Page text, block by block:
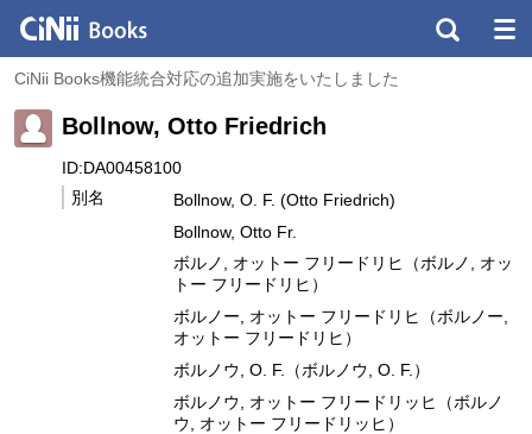
CiNii Books機能統合対応の追加実施をいたしました
Bollnow, Otto Friedrich
ID:DA00458100
別名
Bollnow, O. F. (Otto Friedrich)
Bollnow, Otto Fr.
ボルノ, オットー フリードリヒ（ボルノ, オッ
トー フリードリヒ）
ボルノー, オットー フリードリヒ（ボルノー,
オットー フリードリヒ）
ボルノウ, O. F.（ボルノウ, O. F.）
ボルノウ, オットー フリードリッヒ（ボルノ
ウ, オットー フリードリッヒ）